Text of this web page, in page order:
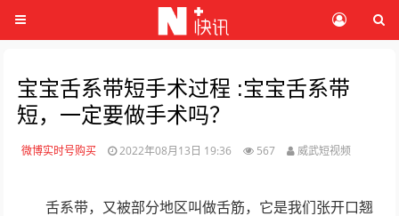
宝宝舌系带短手术过程 :宝宝舌系带
短，一定要做手术吗？
微博实时号购买 2022年08月13日 19:36 567 威武短视频
舌系带，又被部分地区叫做舌筋，它是我们张开口翘